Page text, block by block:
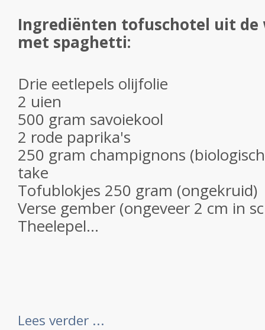
Ingrediënten tofuschotel uit de
met spaghetti:
Drie eetlepels olijfolie
2 uien
500 gram savoiekool
2 rode paprika's
250 gram champignons
take
Tofublokjes 250 gram (ongekruid)
Verse gember (ongeveer 2 cm in
Theelepel...
Lees verder ...